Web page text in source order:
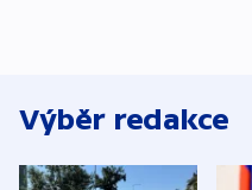
Výběr redakce